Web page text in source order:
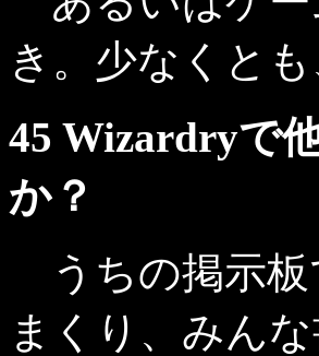
き。少なくと
45 Wizardryで
か？
うちの掲示板
まくり、みん